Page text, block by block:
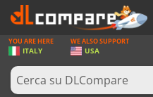
GIOCHI
PREPAGATE
YOU ARE HERE
ITALY
WE ALSO SUPPORT
USA